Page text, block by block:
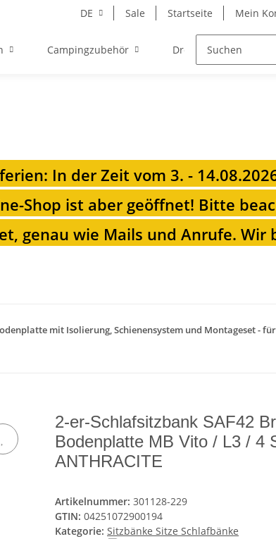
DE Sale Startseite Mein
Campingzubehör Drehkonsolen
In der Zeit vom 3. -
Shop ist aber geöffnet! Bitte
genau wie Mails und Anrufe.
mit Isolierung, Schienensystem und Montageset -
2-er-Schlafsitzbank SAF42
Bodenplatte MB Vito / L3 / 4
ANTHRACITE
Artikelnummer: 301128-229
GTIN: 04251072900194
Kategorie: Sitzbänke Sitze Schlafbänke